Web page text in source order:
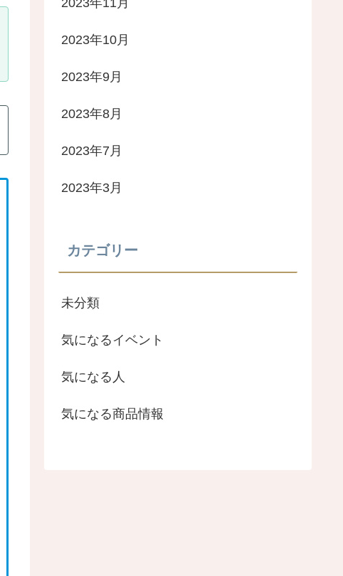
2023年10月
2023年9月
2023年8月
2023年7月
2023年3月
カテゴリー
未分類
気になるイベント
気になる人
気になる商品情報